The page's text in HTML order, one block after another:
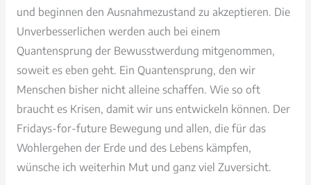
und beginnen den Ausnahmezustand zu akzeptieren. Die
Unverbesserlichen werden auch bei einem
Quantensprung der Bewusstwerdung mitgenommen,
soweit es eben geht. Ein Quantensprung, den wir
Menschen bisher nicht alleine schaffen. Wie so oft
braucht es Krisen, damit wir uns entwickeln können. Der
Fridays-for-future Bewegung und allen, die für das
Wohlergehen der Erde und des Lebens kämpfen,
wünsche ich weiterhin Mut und ganz viel Zuversicht.